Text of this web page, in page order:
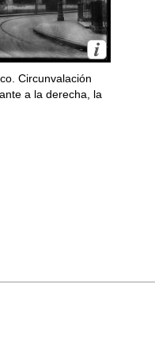
Circunvalación
a la derecha, la